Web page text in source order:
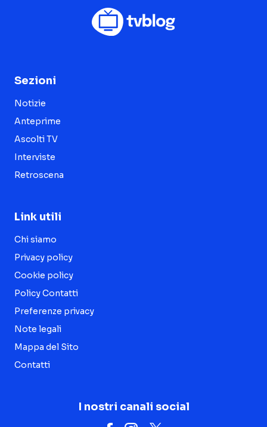
Sezioni
Notizie
Anteprime
Ascolti TV
Interviste
Retroscena
Link utili
Chi siamo
Privacy policy
Cookie policy
Policy Contatti
Preferenze privacy
Note legali
Mappa del Sito
Contatti
I nostri canali social